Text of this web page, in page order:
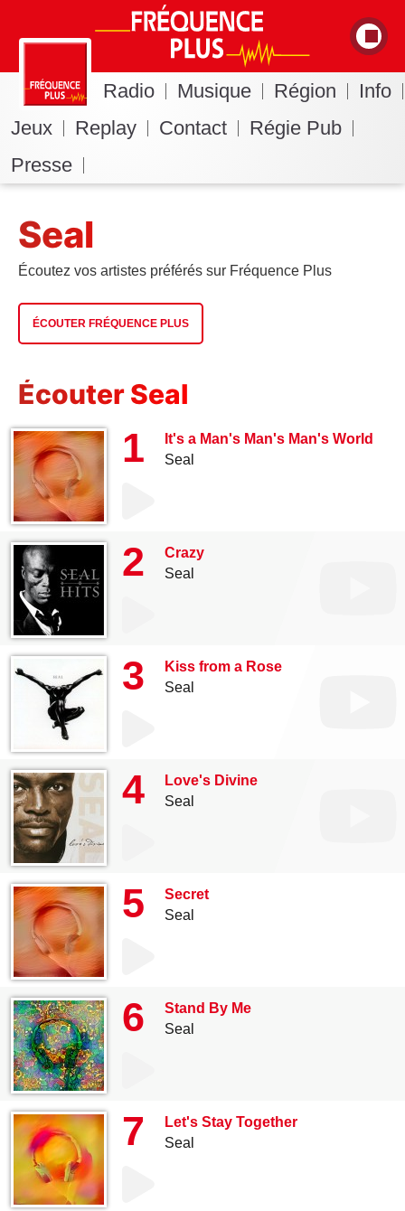
Radio Musique Région
Info
Jeux
Replay Contact
Régie Pub
Presse
Seal
Écoutez vos artistes préférés sur Fréquence Plus
ÉCOUTER FRÉQUENCE PLUS
Écouter Seal
1
It's a Man's Man's Man's World
Seal
2
Crazy
Seal
3
Kiss from a Rose
Seal
4
Love's Divine
Seal
5
Secret
Seal
6
Stand By Me
Seal
7
Let's Stay Together
Seal